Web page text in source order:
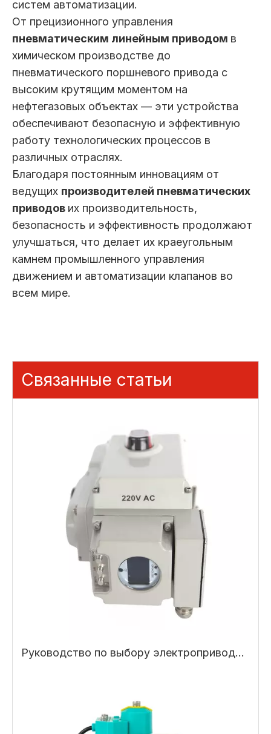
систем автоматизации.
От прецизионного управления
пневматическим линейным приводом в
химическом производстве до
пневматического поршневого привода с
высоким крутящим моментом на
нефтегазовых объектах — эти устройства
обеспечивают безопасную и эффективную
работу технологических процессов в
различных отраслях.
Благодаря постоянным инновациям от
ведущих производителей пневматических
приводов их производительность,
безопасность и эффективность продолжают
улучшаться, что делает их краеугольным
камнем промышленного управления
движением и автоматизации клапанов во
всем мире.
Связанные статьи
Руководство по выбору электропривода: принцип работы, типы и как правильно выбрать электропривод